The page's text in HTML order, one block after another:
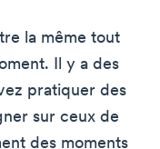
la même tout
Il y a des
pratiquer des
sur ceux de
des moments